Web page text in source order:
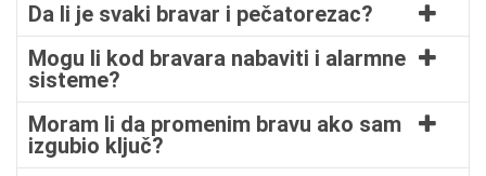
Da li je svaki bravar i pečatorezac?
Mogu li kod bravara nabaviti i alarmne
sisteme?
Moram li da promenim bravu ako sam
izgubio ključ?